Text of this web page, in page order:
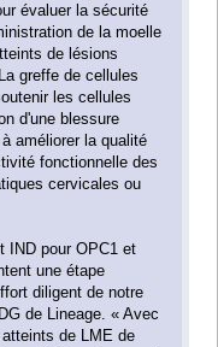
évaluer la sécurité
de la moelle
de lésions
greffe de cellules
les cellules
d'une blessure
améliorer la qualité
fonctionnelle des
cervicales ou
IND pour OPC1 et
une étape
diligent de notre
de Lineage. « Avec
de LME de